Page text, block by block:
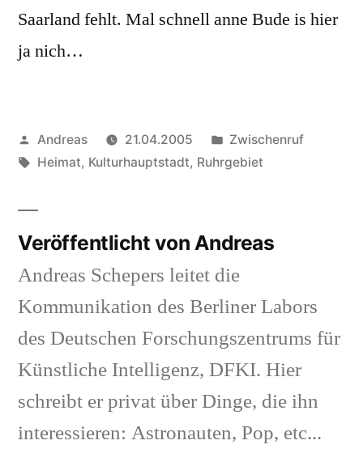
Saarland fehlt. Mal schnell anne Bude is hier
ja nich…
Veröffentlicht
von
Andreas 21.04.2005
Veröffentlicht
in
Zwischenruf
Schlagwörter:
Heimat, Kulturhauptstadt, Ruhrgebiet
Veröffentlicht von Andreas
Andreas Schepers leitet die
Kommunikation des Berliner Labors
des Deutschen Forschungszentrums für
Künstliche Intelligenz, DFKI. Hier
schreibt er privat über Dinge, die ihn
interessieren: Astronauten, Pop, etc...